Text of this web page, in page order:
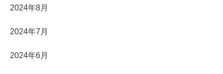
2024年8月
2024年7月
2024年6月